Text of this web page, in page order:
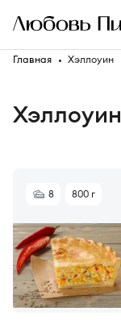
Главная Хэллоуин
Хэллоуин
8 800 г